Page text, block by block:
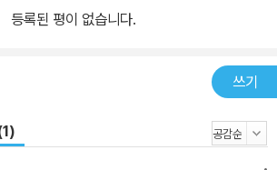
등록된 평이 없습니다.
쓰기